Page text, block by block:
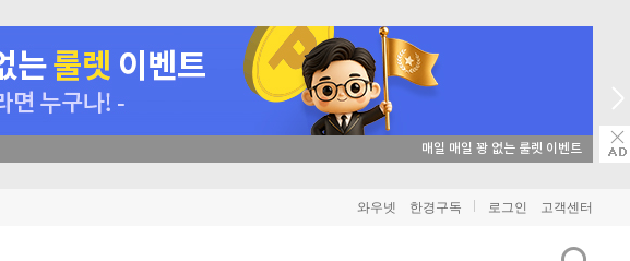
매일 매일 꽝 없는 룰렛 이벤트
와우넷 한경구독 로그인 고객센터
)